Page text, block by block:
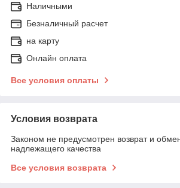
Наличными
Безналичный расчет
на карту
Онлайн оплата
Все условия оплаты
Условия возврата
Законом не предусмотрен возврат и
надлежащего качества
Все условия возврата